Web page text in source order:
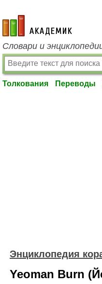
academic.ru
Словари и
Толкования Переводы
Энциклопедия
Yeoman Burn